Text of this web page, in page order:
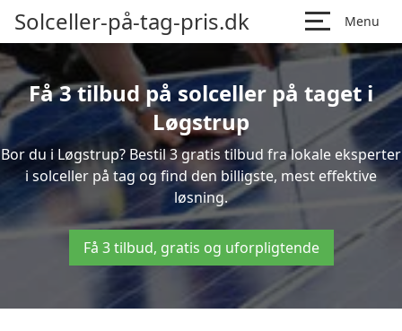
Solceller-på-tag-pris.dk Menu
Få 3 tilbud på solceller på taget i
Løgstrup
Bor du i Løgstrup? Bestil 3 gratis tilbud fra lokale eksperter
i solceller på tag og find den billigste, mest effektive
løsning.
Få 3 tilbud, gratis og uforpligtende